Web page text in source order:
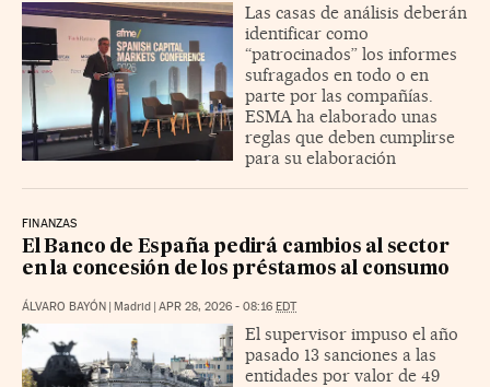
Las casas de análisis deberán
identificar como
“patrocinados” los informes
sufragados en todo o en
parte por las compañías.
ESMA ha elaborado unas
reglas que deben cumplirse
para su elaboración
FINANZAS
El Banco de España pedirá cambios al sector
en la concesión de los préstamos al consumo
ÁLVARO BAYÓN | Madrid | APR 28, 2026 - 08:16 EDT
El supervisor impuso el año
pasado 13 sanciones a las
entidades por valor de 49